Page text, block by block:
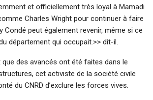
et officiellement très loyal à Mamadi
Charles Wright pour continuer à faire
Condé peut également revenir, même si ce
département qui occupait.>> dit-il.
que des avancés ont été faites dans le
cet activiste de la société civile
du CNRD d’exclure les forces vives.